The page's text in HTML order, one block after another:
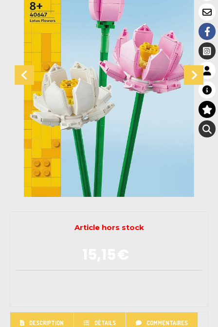
Article hors stock
DESCRIPTION DÉTAILS COMMENTAIRES